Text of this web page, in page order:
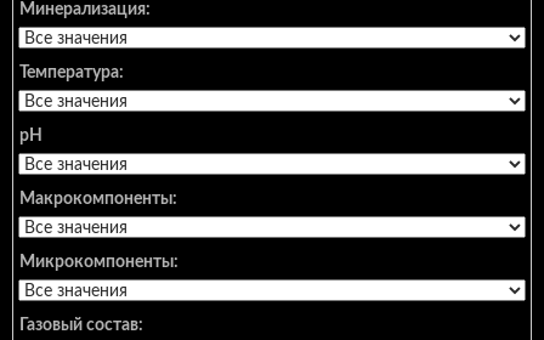
Минерализация:
Температура:
pH
Макрокомпоненты:
Микрокомпоненты:
Газовый состав: